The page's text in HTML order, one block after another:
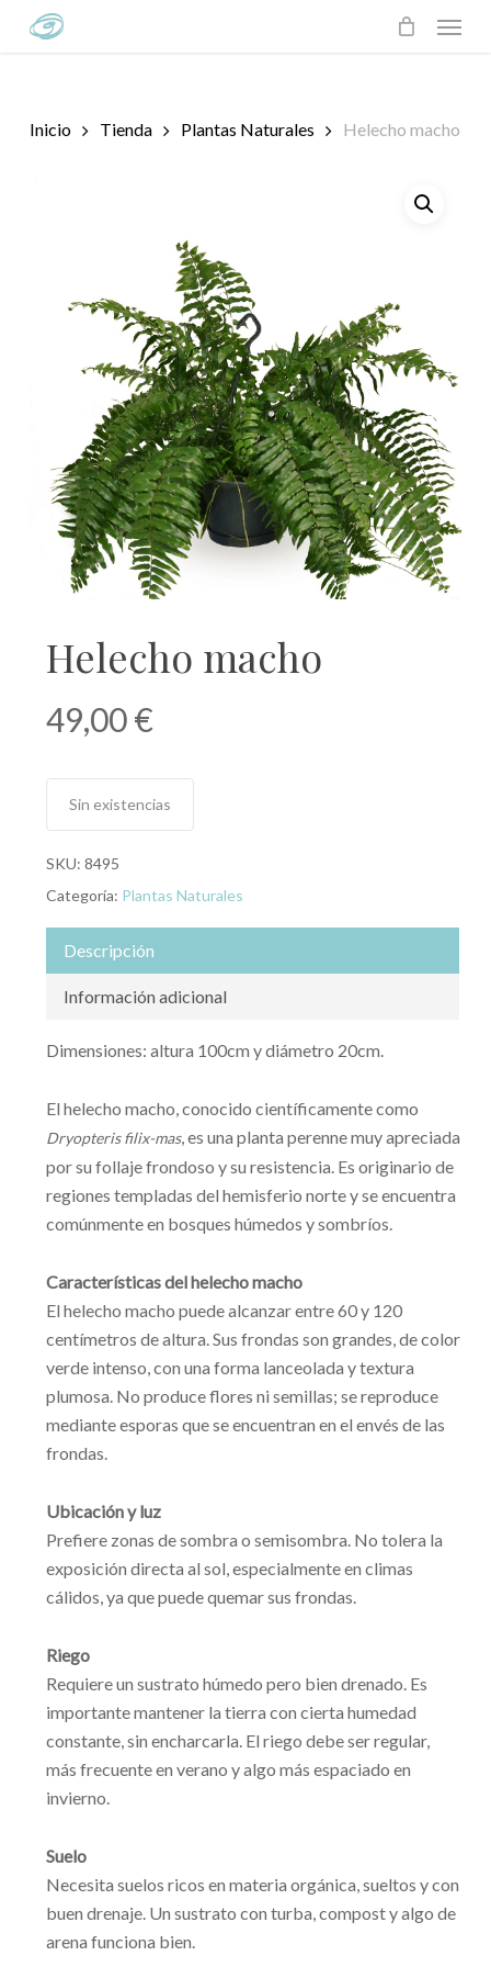
Menu
Inicio Tienda Plantas Naturales Helecho macho
Helecho macho
49,00€
Sin existencias
SKU: 8495
Categoría: Plantas Naturales
Descripción
Información adicional
Dimensiones: altura 100cm y diámetro 20cm.
El helecho macho, conocido científicamente como
Dryopteris filix-mas, es una planta perenne muy apreciada
por su follaje frondoso y su resistencia. Es originario de
regiones templadas del hemisferio norte y se encuentra
comúnmente en bosques húmedos y sombríos.
Características del helecho macho
El helecho macho puede alcanzar entre 60 y 120
centímetros de altura. Sus frondas son grandes, de color
verde intenso, con una forma lanceolada y textura
plumosa. No produce flores ni semillas; se reproduce
mediante esporas que se encuentran en el envés de las
frondas.
Ubicación y luz
Prefiere zonas de sombra o semisombra. No tolera la
exposición directa al sol, especialmente en climas
cálidos, ya que puede quemar sus frondas.
Riego
Requiere un sustrato húmedo pero bien drenado. Es
importante mantener la tierra con cierta humedad
constante, sin encharcarla. El riego debe ser regular,
más frecuente en verano y algo más espaciado en
invierno.
Suelo
Necesita suelos ricos en materia orgánica, sueltos y con
buen drenaje. Un sustrato con turba, compost y algo de
arena funciona bien.